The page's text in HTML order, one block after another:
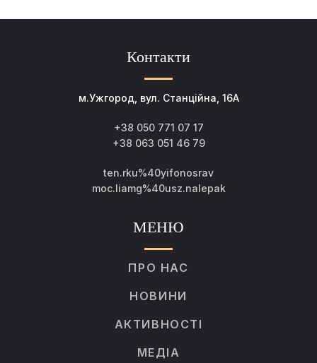
Контакти
м.Ужгород, вул. Станційна, 16А
+38 050 771 07 17
+38 063 051 46 79
ten.rku%40yifonosrav
moc.liamg%40usz.nalepak
МЕНЮ
ПРО НАС
НОВИНИ
АКТИВНОСТІ
МЕДІА